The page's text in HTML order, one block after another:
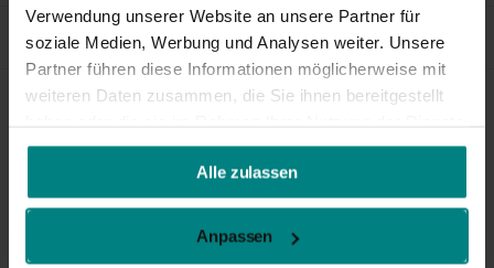
Verwendung unserer Website an unsere Partner für
soziale Medien, Werbung und Analysen weiter. Unsere
Partner führen diese Informationen möglicherweise mit
weiteren Daten zusammen, die Sie ihnen bereitgestellt
gesammelt haben.
Alle zulassen
Anpassen
Zubehör
BPW Nummer: 02.5681.93.00